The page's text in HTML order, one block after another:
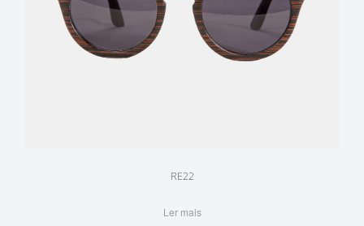
RE22
Ler mais